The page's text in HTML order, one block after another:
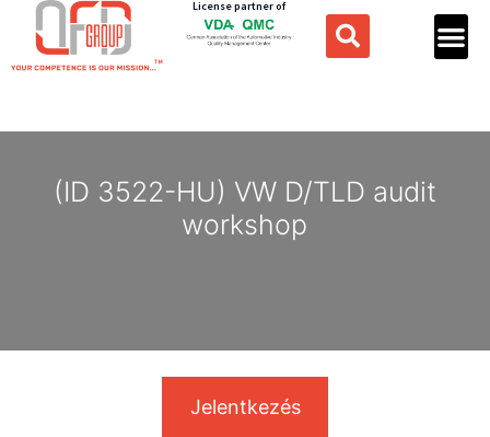
License partner of
(ID 3522-HU) VW D/TLD audit
workshop
Jelentkezés